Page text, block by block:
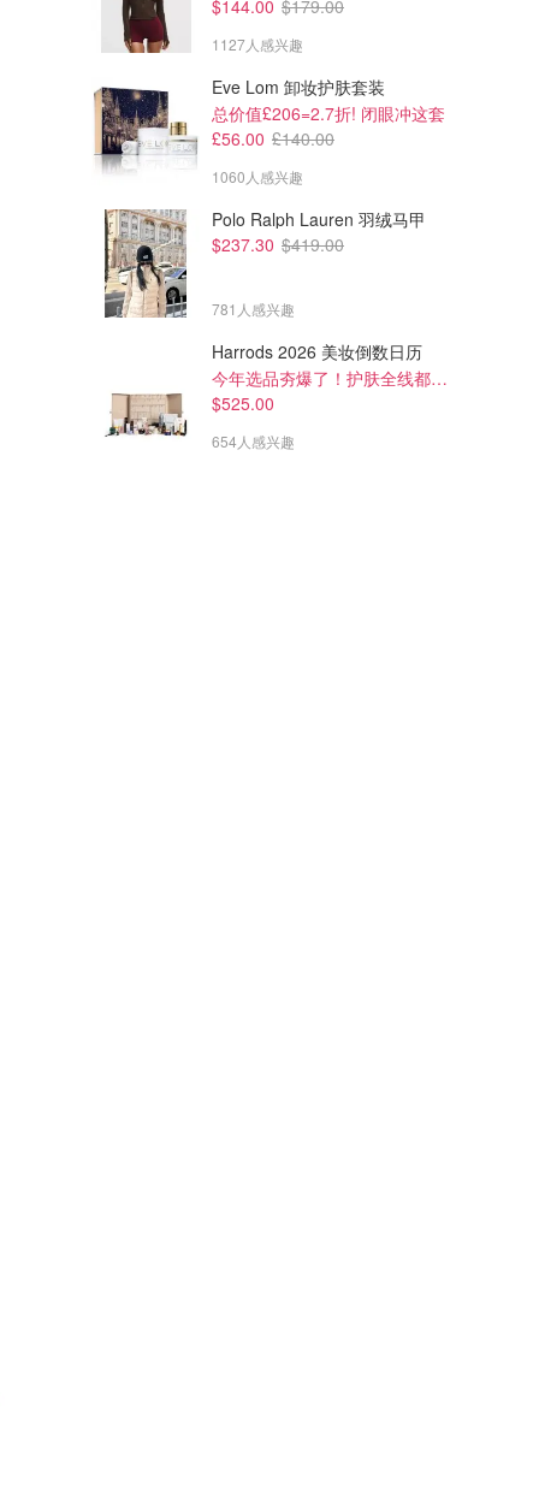
$144.00 $179.00
1127人感兴趣
Eve Lom 卸妆护肤套装
总价值£206=2.7折! 闭眼冲这套
£56.00 £140.00
1060人感兴趣
Polo Ralph Lauren 羽绒马甲
$237.30 $419.00
781人感兴趣
Harrods 2026 美妆倒数日历
今年选品夯爆了！护肤全线都很绝
$525.00
654人感兴趣